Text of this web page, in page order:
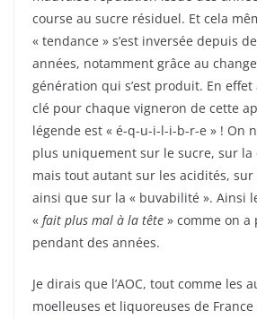
course au sucre résiduel. Et cela
« tendance » s’est inversée depuis
années, notamment grâce au
génération qui s’est produit. En
clé pour chaque vigneron de cette
légende est « é-q-u-i-l-i-b-r-e » ! On
plus uniquement sur le sucre, sur
mais tout autant sur les acidités,
ainsi que sur la « buvabilité ». Ainsi
« fait plus mal à la tête » comme on a
pendant des années.
Je dirais que l’AOC, tout comme les
moelleuses et liquoreuses de France